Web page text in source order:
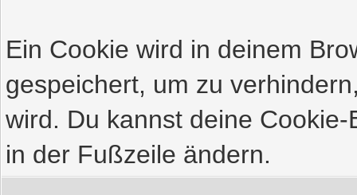
Ein Cookie wird in deinem
gespeichert, um zu
wird. Du kannst deine
in der Fußzeile ändern.